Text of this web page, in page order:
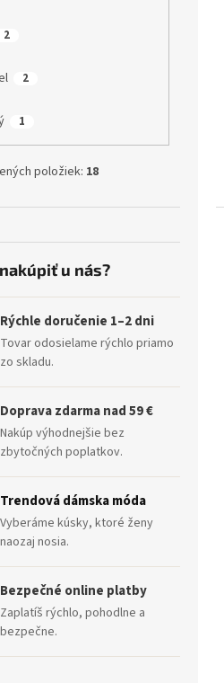
2
2
1
položiek: 18
u nás?
Rýchle doručenie 1–2 dni
Tovar odosielame rýchlo priamo
zo skladu.
Doprava zdarma nad 59 €
Nakúp výhodnejšie bez
zbytočných poplatkov.
Trendová dámska móda
Vyberáme kúsky, ktoré ženy
naozaj nosia.
Bezpečné online platby
Zaplatíš rýchlo, pohodlne a
bezpečne.